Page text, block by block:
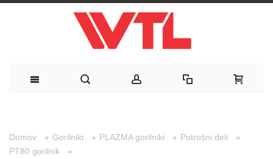
Domov Gorilniki PLAZMA gorilniki
Potrošni deli
PT80 gorilnik